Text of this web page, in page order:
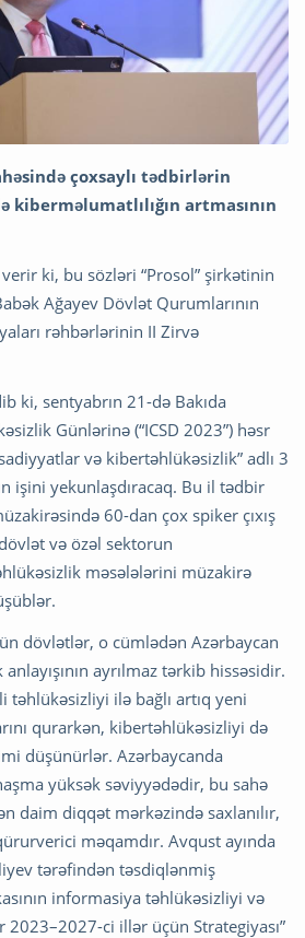
çoxsaylı tədbirlərin
kiberməlumatlılığın artmasının
ki, bu sözləri “Prosol” şirkətinin
Ağayev Dövlət Qurumlarının
rəhbərlərinin II Zirvə
ki, sentyabrın 21-də Bakıda
Günlərinə (“ICSD 2023”) həsr
və kibertəhlükəsizlik” adlı 3
işini yekunlaşdıracaq. Bu il tədbir
60-dan çox spiker çıxış
və özəl sektorun
məsələlərini müzakirə
dövlətlər, o cümlədən Azərbaycan
ayrılmaz tərkib hissəsidir.
ilə bağlı artıq yeni
qurarkən, kibertəhlükəsizliyi də
düşünürlər. Azərbaycanda
yüksək səviyyədədir, bu sahə
daim diqqət mərkəzində saxlanılır,
məqamdır. Avqust ayında
tərəfindən təsdiqlənmiş
informasiya təhlükəsizliyi və
ci illər üçün Strategiyası”